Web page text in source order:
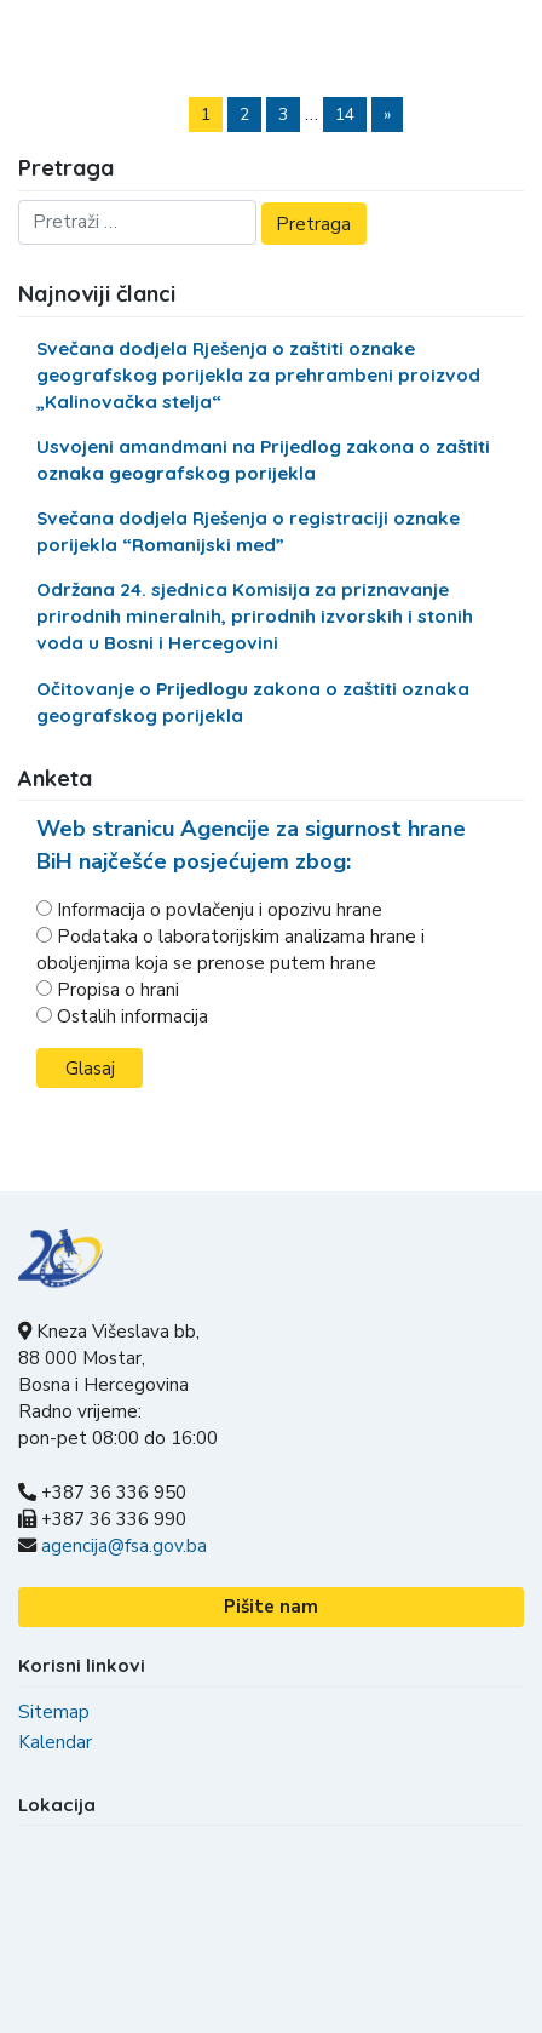
1 2 3 … 14 »
Pretraga
Najnoviji članci
Svečana dodjela Rješenja o zaštiti oznake
geografskog porijekla za prehrambeni proizvod
„Kalinovačka stelja“
Usvojeni amandmani na Prijedlog zakona o zaštiti
oznaka geografskog porijekla
Svečana dodjela Rješenja o registraciji oznake
porijekla “Romanijski med”
Održana 24. sjednica Komisija za priznavanje
prirodnih mineralnih, prirodnih izvorskih i stonih
voda u Bosni i Hercegovini
Očitovanje o Prijedlogu zakona o zaštiti oznaka
geografskog porijekla
Anketa
Web stranicu Agencije za sigurnost hrane
BiH najčešće posjećujem zbog:
Informacija o povlačenju i opozivu hrane
Podataka o laboratorijskim analizama hrane i
oboljenjima koja se prenose putem hrane
Propisa o hrani
Ostalih informacija
Kneza Višeslava bb,
88 000 Mostar,
Bosna i Hercegovina
Radno vrijeme:
pon-pet 08:00 do 16:00
+387 36 336 950
+387 36 336 990
agencija@fsa.gov.ba
Pišite nam
Korisni linkovi
Sitemap
Kalendar
Lokacija